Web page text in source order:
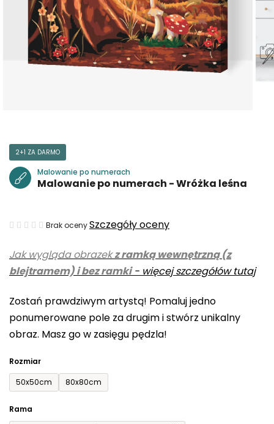
Jak wygląda obrazekz ramką wewnętrzną (z
blejtramem) i bez ramki- więcej szczegółów tutaj
Zostań prawdziwym artystą! Pomaluj jedno
ponumerowane pole za drugim i stwórz unikalny
obraz. Masz go w zasięgu pędzla!
Rozmiar
50x50cm
80x80cm
Rama
2+1 ZA DARMO
Malowanie po numerach
Malowanie po numerach - Wróżka leśna
Średnia
produktu
wynosi
na
5
gwiazdek.
Brak ocenySzczegóły oceny